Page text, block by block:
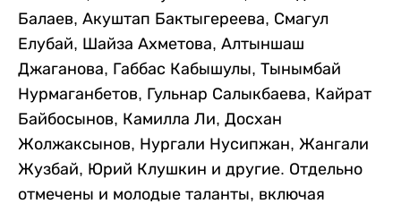
Балаев, Акуштап Бактыгереева, Смагул
Елубай, Шайза Ахметова, Алтыншаш
Джаганова, Габбас Кабышулы, Тынымбай
Нурмаганбетов, Гульнар Салыкбаева, Кайрат
Байбосынов, Камилла Ли, Досхан
Жолжаксынов, Нургали Нусипжан, Жангали
Жузбай, Юрий Клушкин и другие. Отдельно
отмечены и молодые таланты, включая